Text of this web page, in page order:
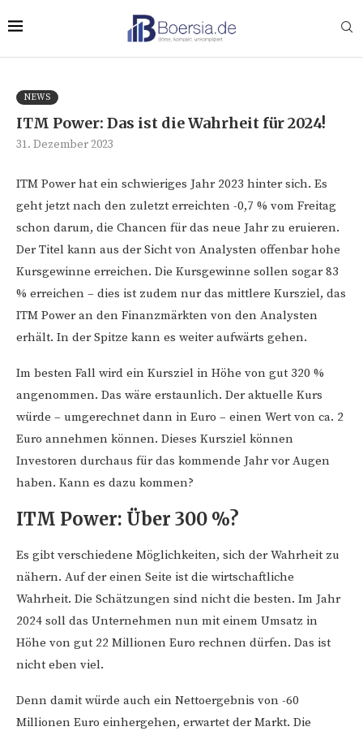
NEWS
ITM Power: Das ist die Wahrheit für 2024!
31. Dezember 2023
ITM Power hat ein schwieriges Jahr 2023 hinter sich. Es
geht jetzt nach den zuletzt erreichten -0,7 % vom Freitag
schon darum, die Chancen für das neue Jahr zu eruieren.
Der Titel kann aus der Sicht von Analysten offenbar hohe
Kursgewinne erreichen. Die Kursgewinne sollen sogar 83
% erreichen – dies ist zudem nur das mittlere Kursziel, das
ITM Power an den Finanzmärkten von den Analysten
erhält. In der Spitze kann es weiter aufwärts gehen.
Im besten Fall wird ein Kursziel in Höhe von gut 320 %
angenommen. Das wäre erstaunlich. Der aktuelle Kurs
würde – umgerechnet dann in Euro – einen Wert von ca. 2
Euro annehmen können. Dieses Kursziel können
Investoren durchaus für das kommende Jahr vor Augen
haben. Kann es dazu kommen?
ITM Power: Über 300 %?
Es gibt verschiedene Möglichkeiten, sich der Wahrheit zu
nähern. Auf der einen Seite ist die wirtschaftliche
Wahrheit. Die Schätzungen sind nicht die besten. Im Jahr
2024 soll das Unternehmen nun mit einem Umsatz in
Höhe von gut 22 Millionen Euro rechnen dürfen. Das ist
nicht eben viel.
Denn damit würde auch ein Nettoergebnis von -60
Millionen Euro einhergehen, erwartet der Markt. Die